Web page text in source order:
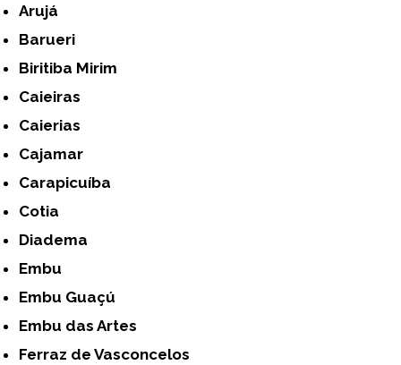
Arujá
Barueri
Biritiba Mirim
Caieiras
Caierias
Cajamar
Carapicuíba
Cotia
Diadema
Embu
Embu Guaçú
Embu das Artes
Ferraz de Vasconcelos